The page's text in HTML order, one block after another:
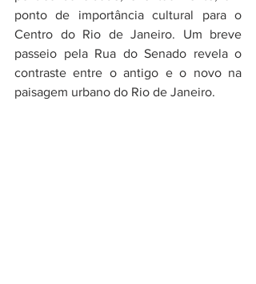
ponto de importância cultural para o
Centro do Rio de Janeiro. Um breve
passeio pela Rua do Senado revela o
contraste entre o antigo e o novo na
paisagem urbano do Rio de Janeiro.